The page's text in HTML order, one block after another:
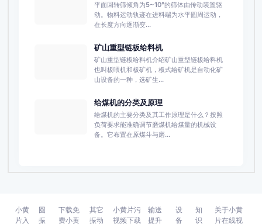
平面回转筛倾角为5~10°的筛体由传动装置驱
动。物料运动轨迹在进料端为水平圆周运动，
在长度方向逐渐变...
矿山重型链板给料机
矿山重型链板给料机介绍矿山重型链板给料机
也叫板喂机和板矿机，板式给矿机是自动化矿
山设备的一种，选矿生...
给煤机的分类及原理
给煤机的主要分类及其工作原理是什么？按照
负荷要求能准确调节磨煤机给煤量的机械设
备。它布置在原煤斗与磨...
小黄
片入
圆
振
下载免
费小黄
其它
振动
小黄片污
视频下载
输送
提升
设
备
知
识
关于小黄
片在线视